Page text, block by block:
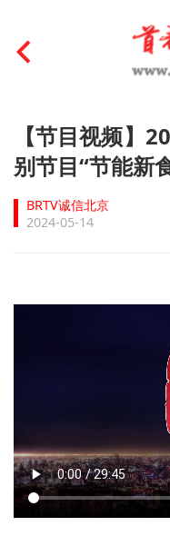
首页
文明创建
文明实践
北京宣传文化引导
宣传思想文化人才
【节目视频】
别节目“节能新
BRTV诚信北京
2024-05-14